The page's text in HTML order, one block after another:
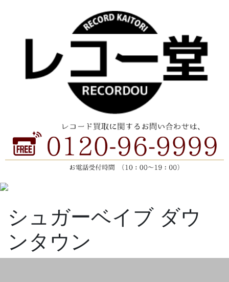
シュガーベイブ ダウ
ンタウン